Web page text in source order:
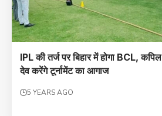
IPL की तर्ज पर बिहार में होगा BCL, कपिल
देव करेंगे टूर्नामेंट का आगाज
5 YEARS AGO